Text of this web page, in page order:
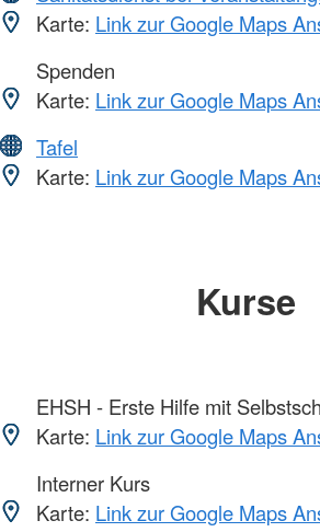
Karte: Link zur Google Maps
Spenden
Karte: Link zur Google Maps
Tafel
Karte: Link zur Google Maps
Kurse
EHSH - Erste Hilfe mit
Karte: Link zur Google Maps
Interner Kurs
Karte: Link zur Google Maps